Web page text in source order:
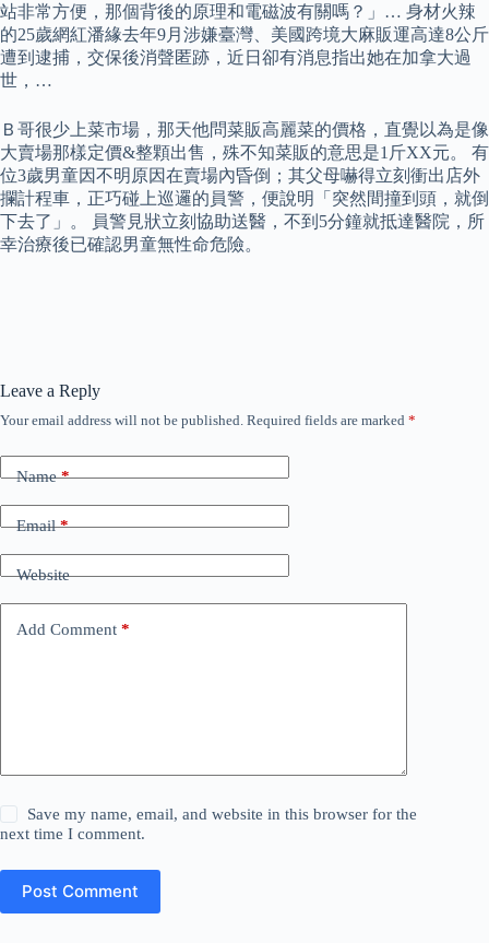
站非常方便，那個背後的原理和電磁波有關嗎？」… 身材火辣
的25歲網紅潘緣去年9月涉嫌臺灣、美國跨境大麻販運高達8公斤
遭到逮捕，交保後消聲匿跡，近日卻有消息指出她在加拿大過
世，…
Ｂ哥很少上菜市場，那天他問菜販高麗菜的價格，直覺以為是像
大賣場那樣定價&整顆出售，殊不知菜販的意思是1斤XX元。 有
位3歲男童因不明原因在賣場內昏倒；其父母嚇得立刻衝出店外
攔計程車，正巧碰上巡邏的員警，便說明「突然間撞到頭，就倒
下去了」。 員警見狀立刻協助送醫，不到5分鐘就抵達醫院，所
幸治療後已確認男童無性命危險。
Leave a Reply
Your email address will not be published. Required fields are marked *
Name*
Email*
Website
Add Comment *
Save my name, email, and website in this browser for the
next time I comment.
Post Comment